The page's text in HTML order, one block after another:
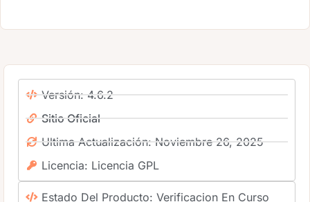
Versión: 4.6.2
Sitio Oficial
Ultima Actualización: Noviembre 26, 2025
Licencia: Licencia GPL
Estado Del Producto: Verificacion En Curso